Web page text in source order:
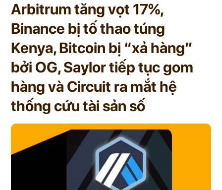
Arbitrum tăng vọt 17%,
Binance bị tố thao túng
Kenya, Bitcoin bị “xả hàng”
bởi OG, Saylor tiếp tục gom
hàng và Circuit ra mắt hệ
thống cứu tài sản số